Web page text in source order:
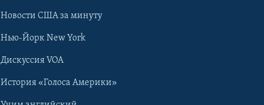
Новости США за минуту
Нью-Йорк New York
Дискуссия VOA
История «Голоса Америки»